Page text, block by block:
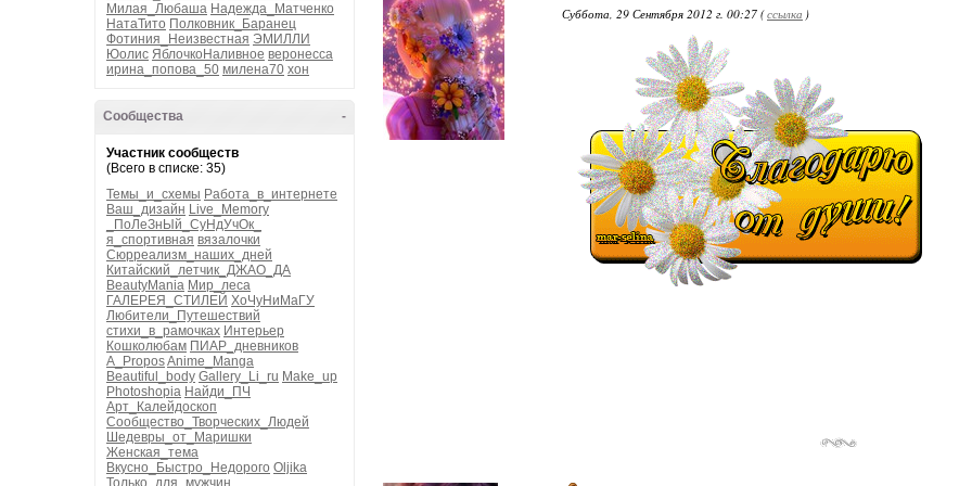
Милая_Любаша Надежда_Матченко
НатаТито Полковник_Баранец
Фотиния_Неизвестная ЭМИЛЛИ
Юолис ЯблочкоНаливное веронесса
ирина_попова_50 милена70 хон
-
Сообщества
Участник сообществ
(Всего в списке: 35)
Темы_и_схемы Работа_в_интернете
Ваш_дизайн Live_Memory
_ПоЛеЗнЫй_СуНдУчОк_
я_спортивная вязалочки
Сюрреализм_наших_дней
Китайский_летчик_ДЖАО_ДА
BeautyMania Мир_леса
ГАЛЕРЕЯ_СТИЛЕЙ ХоЧуНиМаГУ
Любители_Путешествий
стихи_в_рамочках Интерьер
Кошколюбам ПИАР_дневников
A_ProposAnime_Manga
Beautiful_body Gallery_Li_ru Make_up
Photoshopia Найди_ПЧ
Арт_Калейдоскоп
Сообщество_Творческих_Людей
Шедевры_от_Маришки
Женская_тема
Вкусно_Быстро_Недорого Oljika
Только_для_мужчин
Суббота, 29 Сентября 2012 г. 00:27 (ссылка )